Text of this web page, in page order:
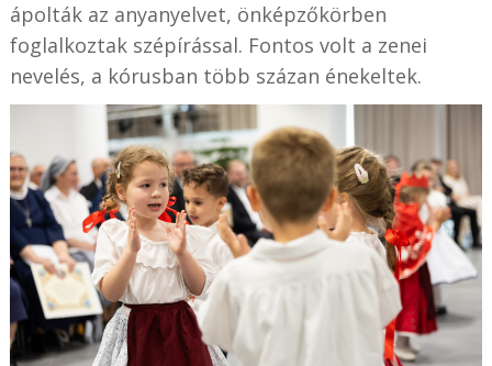
ápolták az anyanyelvet, önképzőkörben
foglalkoztak szépírással. Fontos volt a zenei
nevelés, a kórusban több százan énekeltek.